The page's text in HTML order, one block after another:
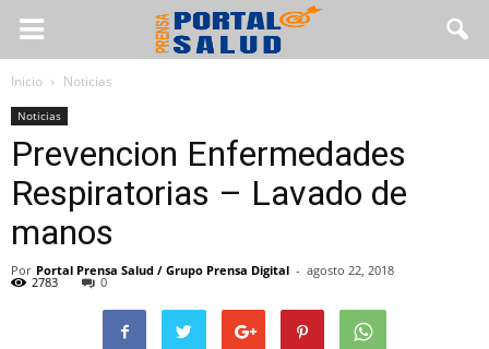
Inicio Noticias
Noticias
Prevencion Enfermedades
Respiratorias – Lavado de
manos
Por Portal Prensa Salud / Grupo Prensa Digital - agosto 22, 2018
2783 0